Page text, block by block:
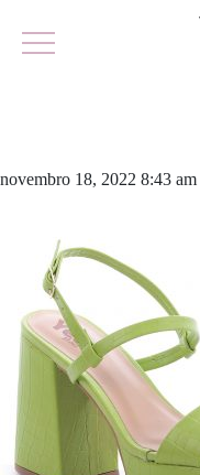
novembro 18, 2022 8:43 am